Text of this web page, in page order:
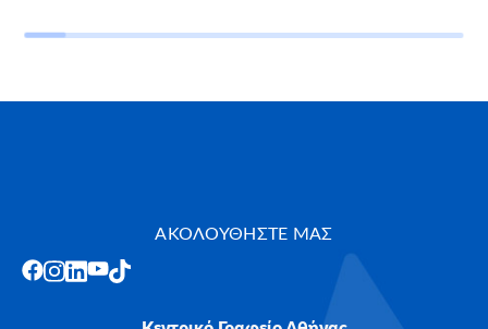
ΑΚΟΛΟΥΘΗΣΤΕ ΜΑΣ